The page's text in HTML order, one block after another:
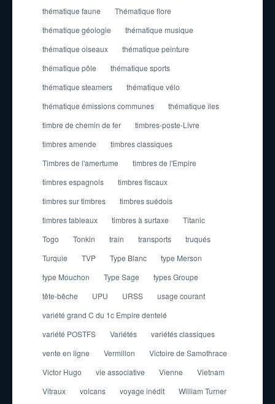
thématique faune
Thématique flore
thématique géologie
thématique musique
thématique oiseaux
thématique peinture
thématique pôle
thématique sports
thématique steamers
thématique vélo
thématique émissions communes
thématique îles
timbre de chemin de fer
timbres-poste-Livre
timbres amende
timbres classiques
Timbres de l'amertume
timbres de l'Empire
timbres espagnols
timbres fiscaux
timbres sur timbres
timbres suédois
timbres tableaux
timbres à surtaxe
Titanic
Togo
Tonkin train transports
truqués
Turquie
TVP Type Blanc
type Merson
type Mouchon
Type Sage
types Groupe
tête-bêche
UPU URSS
usage courant
variété grand C du 1c Empire dentelé
variété POSTFS
Variétés
variétés classiques
vente en ligne
Vermillon
Victoire de Samothrace
Victor Hugo
vie associative Vienne
Vietnam
Vitraux
volcans voyage inédit
William Turner